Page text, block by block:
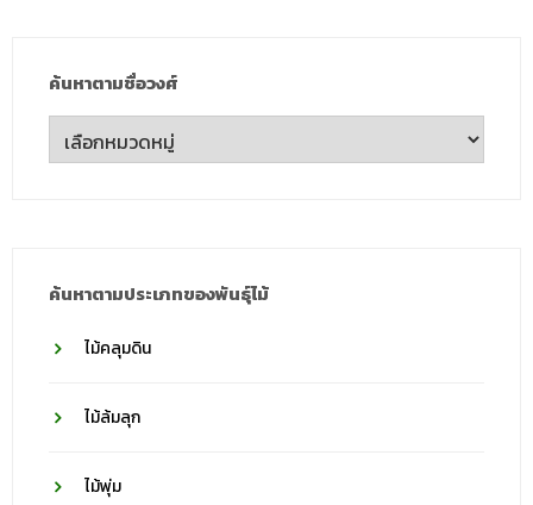
ค้นหาตามชื่อวงศ์
ค้นหา
ตาม
ค้นหาตามประเภทของพันธุ์ไม้
ไม้คลุมดิน
ไม้ล้มลุก
ไม้พุ่ม